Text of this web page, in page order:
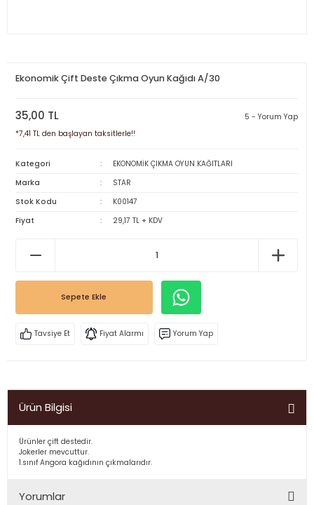
Ekonomik Çift Deste Çıkma Oyun Kağıdı A/30
35,00 TL
5 - Yorum Yap
*7,41 TL den başlayan taksitlerle!!
Kategori
EKONOMİK ÇIKMA OYUN KAĞITLARI
Marka
STAR
Stok Kodu
K00147
Fiyat
29,17 TL + KDV
Sepete Ekle
Tavsiye Et Fiyat Alarmı Yorum Yap
Ürün Bilgisi
Ürünler çift destedir.
Jokerler mevcuttur.
1.sınıf Angora kağıdının çıkmalarıdır.
Yorumlar